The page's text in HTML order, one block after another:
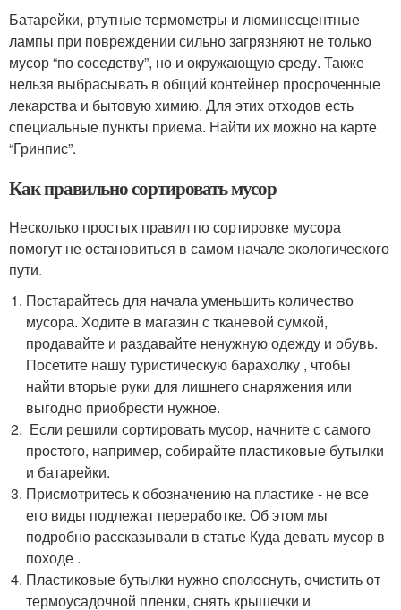
Батарейки, ртутные термометры и люминесцентные
лампы при повреждении сильно загрязняют не только
мусор “по соседству”, но и окружающую среду. Также
нельзя выбрасывать в общий контейнер просроченные
лекарства и бытовую химию. Для этих отходов есть
специальные пункты приема. Найти их можно на карте
“Гринпис”.
Как правильно сортировать мусор
Несколько простых правил по сортировке мусора
помогут не остановиться в самом начале экологического
пути.
Постарайтесь для начала уменьшить количество
мусора. Ходите в магазин с тканевой сумкой,
продавайте и раздавайте ненужную одежду и обувь.
Посетите нашу туристическую барахолку , чтобы
найти вторые руки для лишнего снаряжения или
выгодно приобрести нужное.
Если решили сортировать мусор, начните с самого
простого, например, собирайте пластиковые бутылки
и батарейки.
Присмотритесь к обозначению на пластике - не все
его виды подлежат переработке. Об этом мы
подробно рассказывали в статье Куда девать мусор в
походе .
Пластиковые бутылки нужно сполоснуть, очистить от
термоусадочной пленки, снять крышечки и